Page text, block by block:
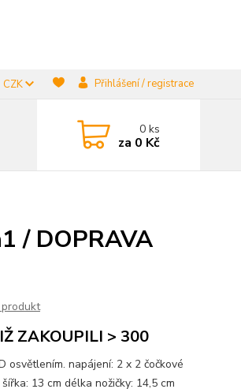
CZK Přihlášení / registrace
0ks
za 0 Kč
/ DOPRAVA
ZAKOUPILI > 300
osvětlením. napájení: 2 x 2 čočkové
13 cm délka nožičky: 14,5 cm